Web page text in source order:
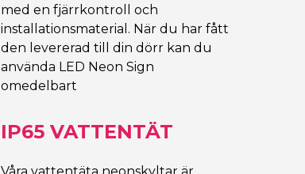
med en fjärrkontroll och
installationsmaterial. När du har fått
den levererad till din dörr kan du
använda LED Neon Sign
omedelbart
IP65 VATTENTÄT